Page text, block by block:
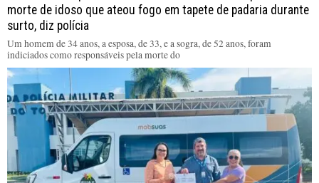
morte de idoso que ateou fogo em tapete de padaria durante
surto, diz polícia
Um homem de 34 anos, a esposa, de 33, e a sogra, de 52 anos, foram
indiciados como responsáveis pela morte do